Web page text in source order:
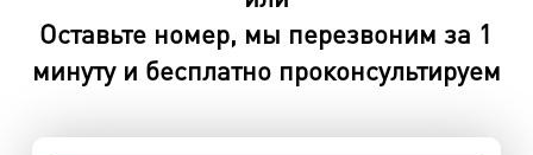
Оставьте номер, мы перезвоним за 1
минуту и бесплатно проконсультируем